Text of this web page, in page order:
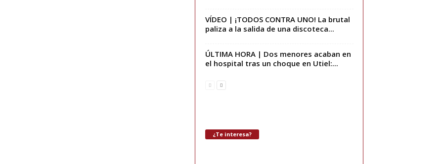
VÍDEO | ¡TODOS CONTRA UNO! La brutal
paliza a la salida de una discoteca...
ÚLTIMA HORA | Dos menores acaban en
el hospital tras un choque en Utiel:...
¿Te interesa?